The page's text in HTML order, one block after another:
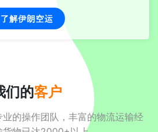
了解伊朗空运
们的客户
业的操作团队，丰富的物流运输经